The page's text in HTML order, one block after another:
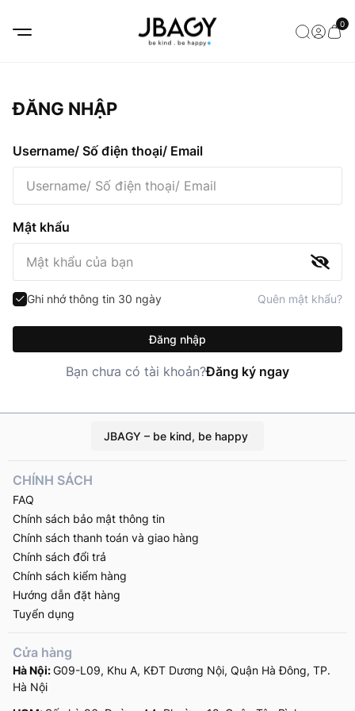
0
ĐĂNG NHẬP
Username/ Số điện thoại/ Email
Mật khẩu
Ghi nhớ thông tin 30 ngày Quên mật khẩu?
Đăng nhập
Bạn chưa có tài khoản?Đăng ký ngay
JBAGY – be kind, be happy
Cửa hàng
Hà Nội:G09-L09, Khu A, KĐT Dương Nội, Quận Hà Đông, TP.
Hà Nội
CHÍNH SÁCH
FAQ
Chính sách bảo mật thông tin
Chính sách thanh toán và giao hàng
Chính sách đổi trả
Chính sách kiểm hàng
Hướng dẫn đặt hàng
Tuyển dụng